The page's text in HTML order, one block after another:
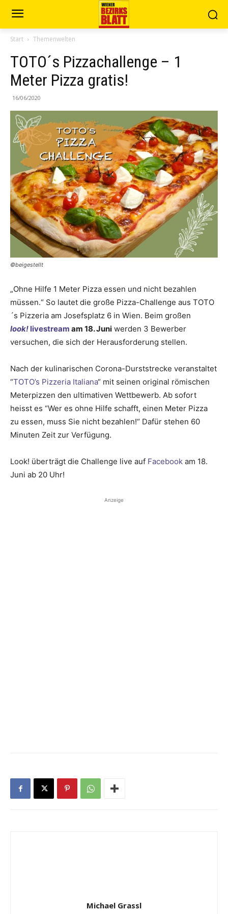
Start Themenwelten
TOTO´s Pizzachallenge – 1
Meter Pizza gratis!
16/06/2020
©beigestellt
„Ohne Hilfe 1 Meter Pizza essen und nicht bezahlen
müssen.“ So lautet die große Pizza-Challenge aus TOTO
´s Pizzeria am Josefsplatz 6 in Wien. Beim großen
look! livestream am 18. Juni werden 3 Bewerber
versuchen, die sich der Herausforderung stellen.
Nach der kulinarischen Corona-Durststrecke veranstaltet
“TOTO’s Pizzeria Italiana“ mit seinen original römischen
Meterpizzen den ultimativen Wettbewerb. Ab sofort
heisst es “Wer es ohne Hilfe schafft, einen Meter Pizza
zu essen, muss Sie nicht bezahlen!“ Dafür stehen 60
Minuten Zeit zur Verfügung.
Look! überträgt die Challenge live auf Facebook am 18.
Juni ab 20 Uhr!
Anzeige
Michael Grassl